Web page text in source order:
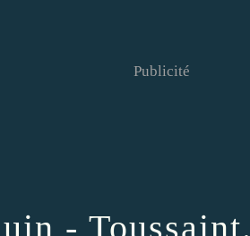
Publicité
- Toussaint.